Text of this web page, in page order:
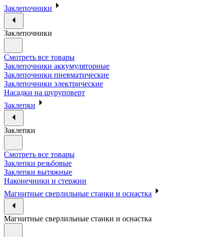
Заклепочники
Заклепочники
Смотреть все товары
Заклепочники аккумуляторные
Заклепочники пневматические
Заклепочники электрические
Насадки на шуруповерт
Заклепки
Заклепки
Смотреть все товары
Заклепки резьбовые
Заклепки вытяжные
Наконечники и стержни
Магнитные сверлильные станки и оснастка
Магнитные сверлильные станки и оснастка